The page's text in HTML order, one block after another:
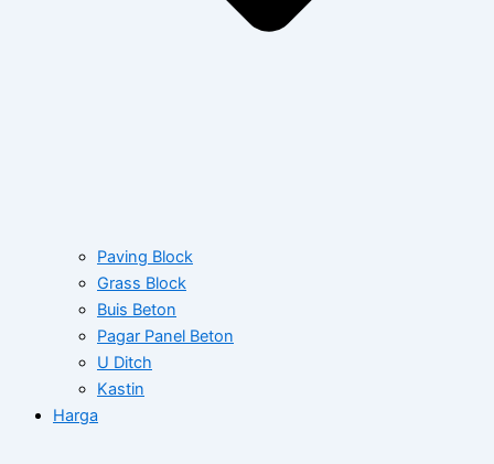
Paving Block
Grass Block
Buis Beton
Pagar Panel Beton
U Ditch
Kastin
Harga